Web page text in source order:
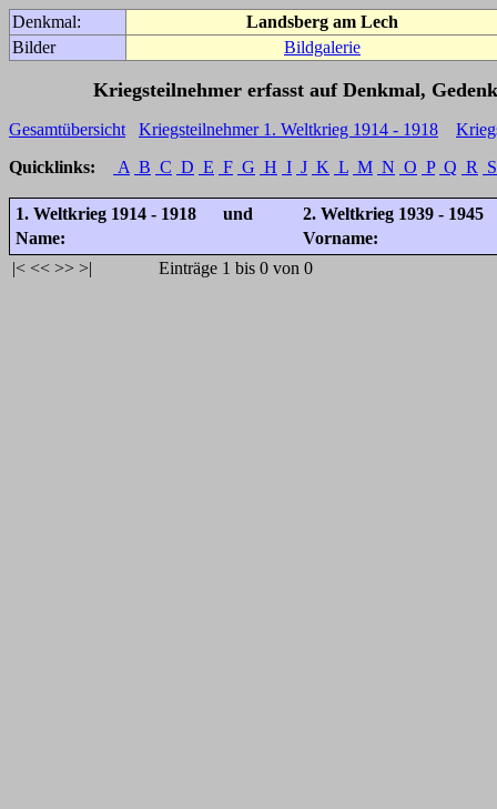
Denkmal:
Landsberg am Lech
Bilder
Bildgalerie
Kriegsteilnehmer erfasst auf Denkmal,
Gesamtübersicht Kriegsteilnehmer 1. Weltkrieg 1914 - 1918
Quicklinks:
A B C D E F G H I J K L M N O P Q R S
1. Weltkrieg 1914 - 1918 und
2. Weltkrieg 1939 - 1945
Name:
Vorname:
|< << >> >| Einträge 1 bis 0 von 0